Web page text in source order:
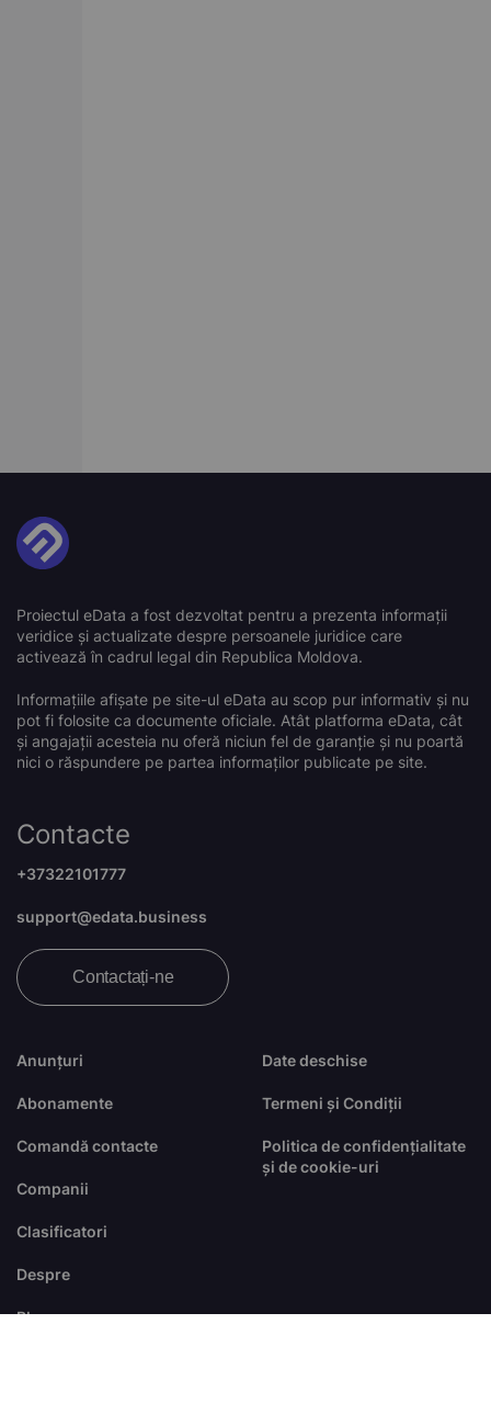
Proiectul eData a fost dezvoltat pentru a prezenta informații
veridice și actualizate despre persoanele juridice care
activează în cadrul legal din Republica Moldova.
Informațiile afișate pe site-ul eData au scop pur informativ și nu
pot fi folosite ca documente oficiale. Atât platforma eData, cât
și angajații acesteia nu oferă niciun fel de garanție și nu poartă
nici o răspundere pe partea informaților publicate pe site.
Anunțuri
Abonamente
Comandă contacte
Companii
Clasificatori
Despre
Blog
Date deschise
Termeni și Condiții
Politica de confidențialitate
și de cookie-uri
Contacte
+37322101777
support@edata.business
Contactați-ne